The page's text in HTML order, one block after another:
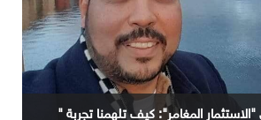
المغامر": كيف تلهمنا تجربة "